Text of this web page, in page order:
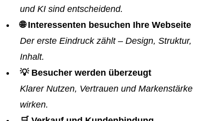
und KI sind entscheidend.
🌐 Interessenten besuchen Ihre Webseite
Der erste Eindruck zählt – Design, Struktur,
Inhalt.
💡 Besucher werden überzeugt
Klarer Nutzen, Vertrauen und Markenstärke
wirken.